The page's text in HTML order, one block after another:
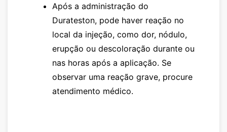
Após a administração do
Durateston, pode haver reação no
local da injeção, como dor, nódulo,
erupção ou descoloração durante ou
nas horas após a aplicação. Se
observar uma reação grave, procure
atendimento médico.